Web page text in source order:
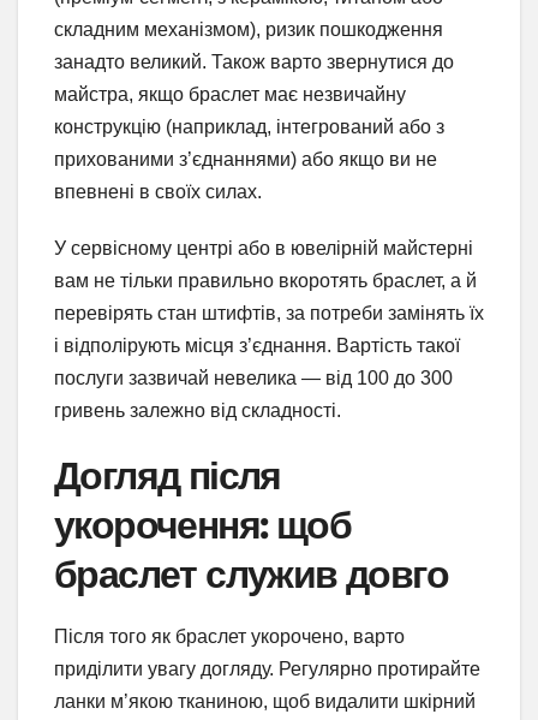
складним механізмом), ризик пошкодження
занадто великий. Також варто звернутися до
майстра, якщо браслет має незвичайну
конструкцію (наприклад, інтегрований або з
прихованими з’єднаннями) або якщо ви не
впевнені в своїх силах.
У сервісному центрі або в ювелірній майстерні
вам не тільки правильно вкоротять браслет, а й
перевірять стан штифтів, за потреби замінять їх
і відполірують місця з’єднання. Вартість такої
послуги зазвичай невелика — від 100 до 300
гривень залежно від складності.
Догляд після
укорочення: щоб
браслет служив довго
Після того як браслет укорочено, варто
приділити увагу догляду. Регулярно протирайте
ланки м’якою тканиною, щоб видалити шкірний